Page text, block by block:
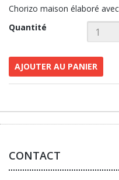
Chorizo maison élaboré
Quantité
AJOUTER AU PANIER
CONTACT